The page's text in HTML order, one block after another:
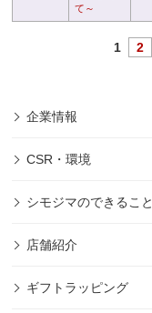
て～
1 2
企業情報
CSR・環境
シモジマのできること
店舗紹介
ギフトラッピング